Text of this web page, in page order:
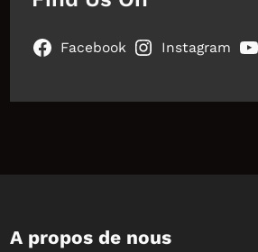
Facebook Instagram
A propos de nous